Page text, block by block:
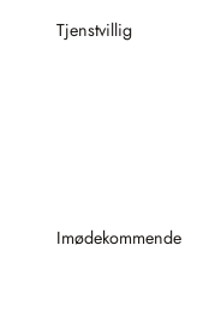
Tjenstvillig
Imødekommende